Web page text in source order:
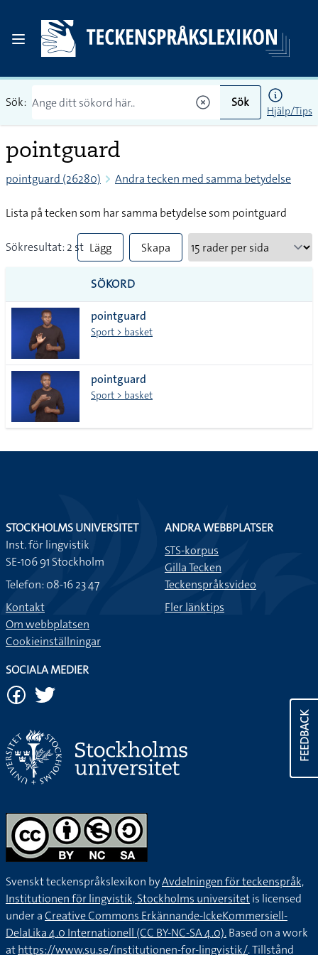
Sök: Sök
Hjälp/Tips
pointguard
pointguard (26280) Andra tecken med samma betydelse
Lista på tecken som har samma betydelse som pointguard
Sökresultat: 2 st Lägg
till
alla i
lista
Skapa
SÖKORD
pointguard
Sport > basket
pointguard
Sport > basket
FEEDBACK
STOCKHOLMS UNIVERSITET
Inst. för lingvistik
SE-106 91 Stockholm
Telefon: 08-16 23 47
Kontakt
Om webbplatsen
Cookieinställningar
ANDRA WEBBPLATSER
STS-korpus
Gilla Tecken
Teckenspråksvideo
Fler länktips
SOCIALA MEDIER
Svenskt teckenspråkslexikon byAvdelningen för teckenspråk,
Institutionen för lingvistik, Stockholms universitetis licensed
under aCreative Commons Erkännande-IckeKommersiell-
DelaLika 4.0 Internationell (CC BY-NC-SA 4.0).Based on a work
athttps://www.su.se/institutionen-for-lingvistik/. Tillstånd